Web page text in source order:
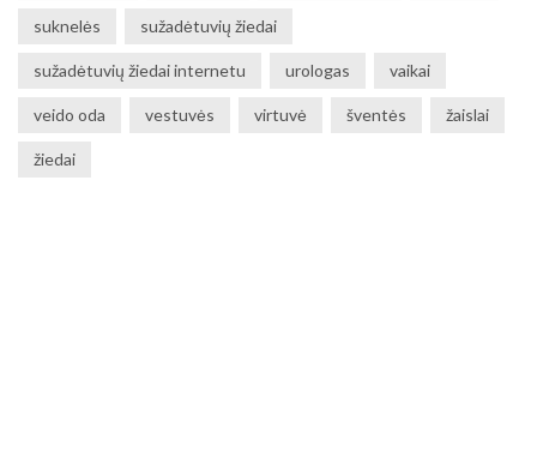
suknelės sužadėtuvių žiedai
sužadėtuvių žiedai internetu urologas vaikai
veido oda vestuvės virtuvė šventės žaislai
žiedai